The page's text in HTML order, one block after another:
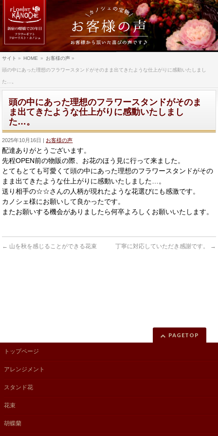
サイト » HOME » お客様の声 »
頭の中にあった理想のフラワースタンドがそのまま出てきたような仕上がりに感動いたしまし
た…。
頭の中にあった理想のフラワースタンドがそのま
ま出てきたような仕上がりに感動いたしまし
た…。
2025年10月16日 お客様の声
配達ありがとうございます。
先程OPEN前の物販の際、お花のほう見に行って来ました。
とてもとても可愛くて頭の中にあった理想のフラワースタンドがその
まま出てきたような仕上がりに感動いたしました…。
送り相手の☆☆さんの人柄が現れたような花選びにも感激です。
カノシェ様にお願いして良かったです。
またお願いする機会がありましたら何卒よろしくお願いいたします。
← 山を秋を感じることができる花束 丁寧に対応していただき感謝です。 →
PAGETOP
トップページ
アレンジメント
スタンド花
花束
胡蝶蘭